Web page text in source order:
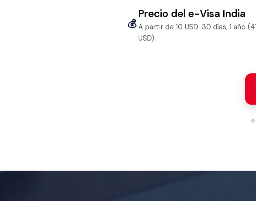
💰
Precio del e-Visa India
A partir de 10 USD: 30 días, 1 año
USD).